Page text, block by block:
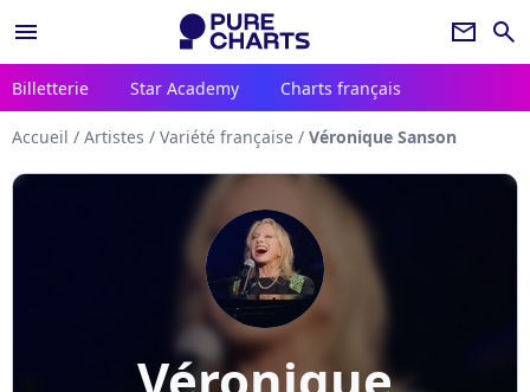
menu newsletter search
Billetterie Star Academy Charts français
Accueil / Artistes / Variété française / Véronique Sanson